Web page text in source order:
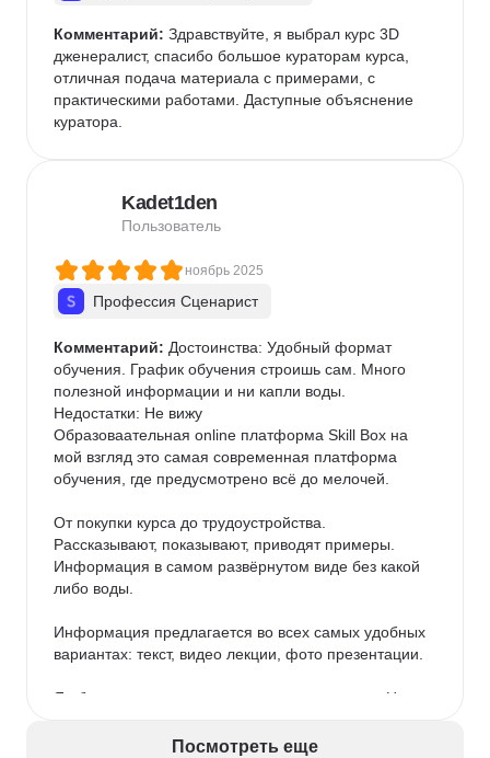
Комментарий: Здравствуйте, я выбрал курс 3D
дженералист, спасибо большое кураторам курса,
отличная подача материала с примерами, с
практическими работами. Даступные объяснение
куратора.
Kadet1den
Пользователь
ноябрь 2025
Профессия Сценарист
Комментарий: Достоинства: Удобный формат
обучения. График обучения строишь сам. Много
полезной информации и ни капли воды.
Недостатки: Не вижу
Образоваательная online платформа Skill Box на
мой взгляд это самая современная платформа
обучения, где предусмотрено всё до мелочей.
От покупки курса до трудоустройства.
Рассказывают, показывают, приводят примеры.
Информация в самом развёрнутом виде без какой
либо воды.
Информация предлагается во всех самых удобных
вариантах: текст, видео лекции, фото презентации.
Я обучаюсь на курсе сценарного мастерства. На
лекции, презентации, а также текстовый формат.
Посмотреть еще